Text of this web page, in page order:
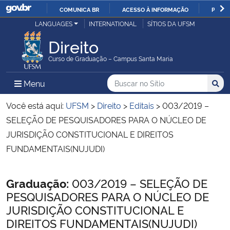
IR
COMUNICA BR ACESSO À INFORMAÇÃO
Ministério da Justiça e Segurança Pública
Ministério da Defesa
Ministério das Relações Exteriores
Ministério da Economia
Ministério da Agricultura, Pecuária e Abastecimento
Ministério da Educação
LANGUAGES INTERNATIONAL SÍTIOS DA UFSM
Direito
Curso de Graduação – Campus Santa Maria
Menu Menu Principal do Sítio
Busca
Buscar no no Sítio
Busca:
Você está aqui: UFSM > Direito > Editais >003/2019 –
SELEÇÃO DE PESQUISADORES PARA O NÚCLEO DE
JURISDIÇÃO CONSTITUCIONAL E DIREITOS
FUNDAMENTAIS(NUJUDI)
Início do conteúdo
Graduação: 003/2019 – SELEÇÃO DE
PESQUISADORES PARA O NÚCLEO DE
JURISDIÇÃO CONSTITUCIONAL E
DIREITOS FUNDAMENTAIS(NUJUDI)